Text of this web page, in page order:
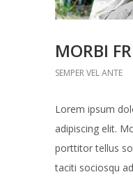
MORBI
SEMPER VEL ANTE
Lorem ipsum
adipiscing elit.
porttitor tellus
taciti sociosqu